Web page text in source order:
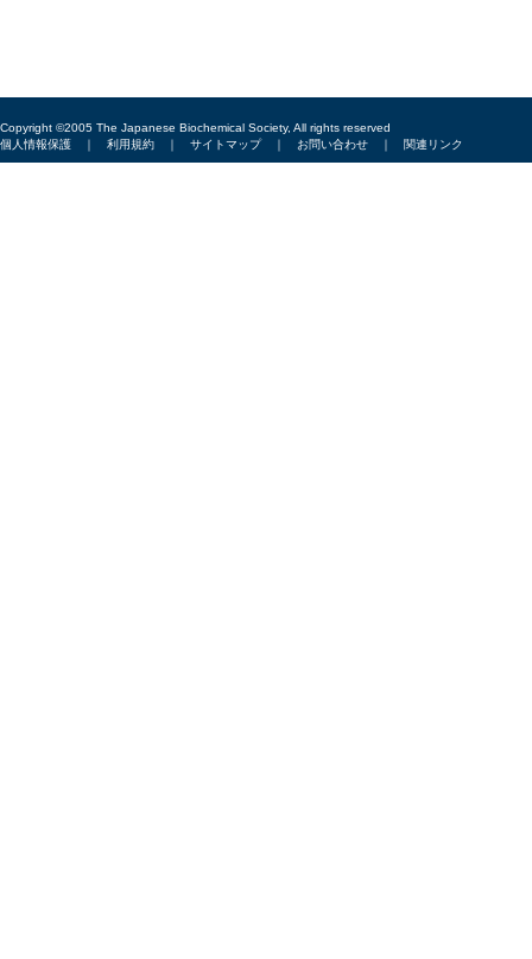
Copyright ©2005 The Japanese Biochemical Society, All rights reserved
個人情報保護 ｜ 利用規約 ｜ サイトマップ｜ お問い合わせ ｜ 関連リンク